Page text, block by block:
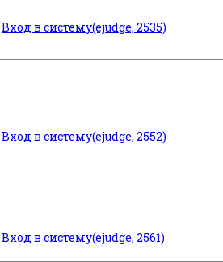
Вход в систему(ejudge, 2535)
Вход в систему(ejudge, 2552)
Вход в систему(ejudge, 2561)